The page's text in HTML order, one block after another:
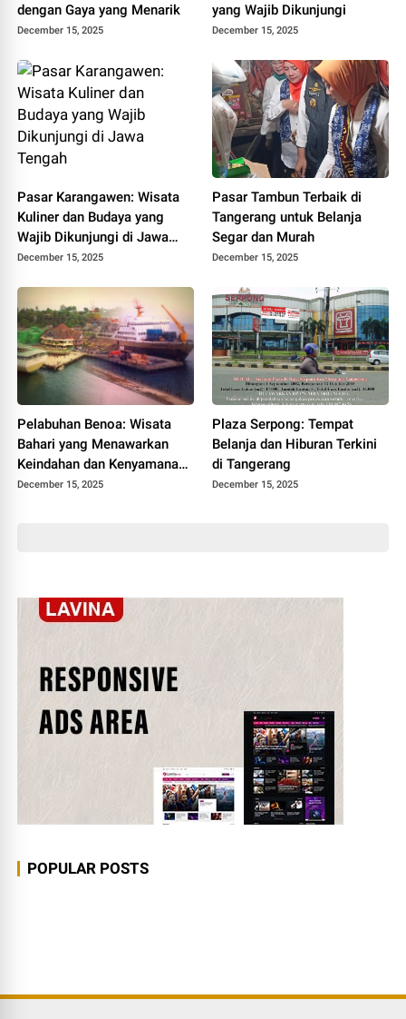
dengan Gaya yang Menarik
December 15, 2025
yang Wajib Dikunjungi
December 15, 2025
Pasar Karangawen: Wisata
Kuliner dan Budaya yang
Wajib Dikunjungi di Jawa
Tengah
December 15, 2025
Pasar Tambun Terbaik di
Tangerang untuk Belanja
Segar dan Murah
December 15, 2025
Pelabuhan Benoa: Wisata
Bahari yang Menawarkan
Keindahan dan Kenyamanan
di Bali
December 15, 2025
Plaza Serpong: Tempat
Belanja dan Hiburan Terkini
di Tangerang
December 15, 2025
POPULAR POSTS